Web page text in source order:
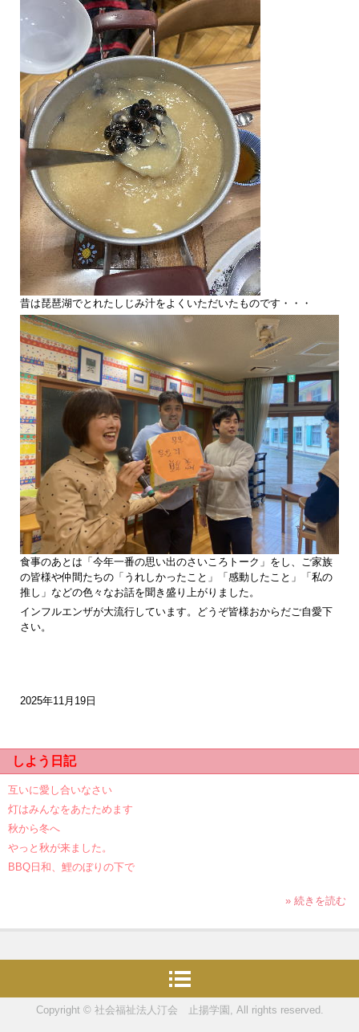
昔は琵琶湖でとれたしじみ汁をよくいただいたものです・・・
食事のあとは「今年一番の思い出のさいころトーク」をし、ご家族
の皆様や仲間たちの「うれしかったこと」「感動したこと」「私の
推し」などの色々なお話を聞き盛り上がりました。
インフルエンザが大流行しています。どうぞ皆様おからだご自愛下
さい。
2025年11月19日
しよう日記
互いに愛し合いなさい
灯はみんなをあたためます
秋から冬へ
やっと秋が来ました。
BBQ日和、鯉のぼりの下で
» 続きを読む
Copyright © 社会福祉法人汀会 止揚学園, All rights reserved.